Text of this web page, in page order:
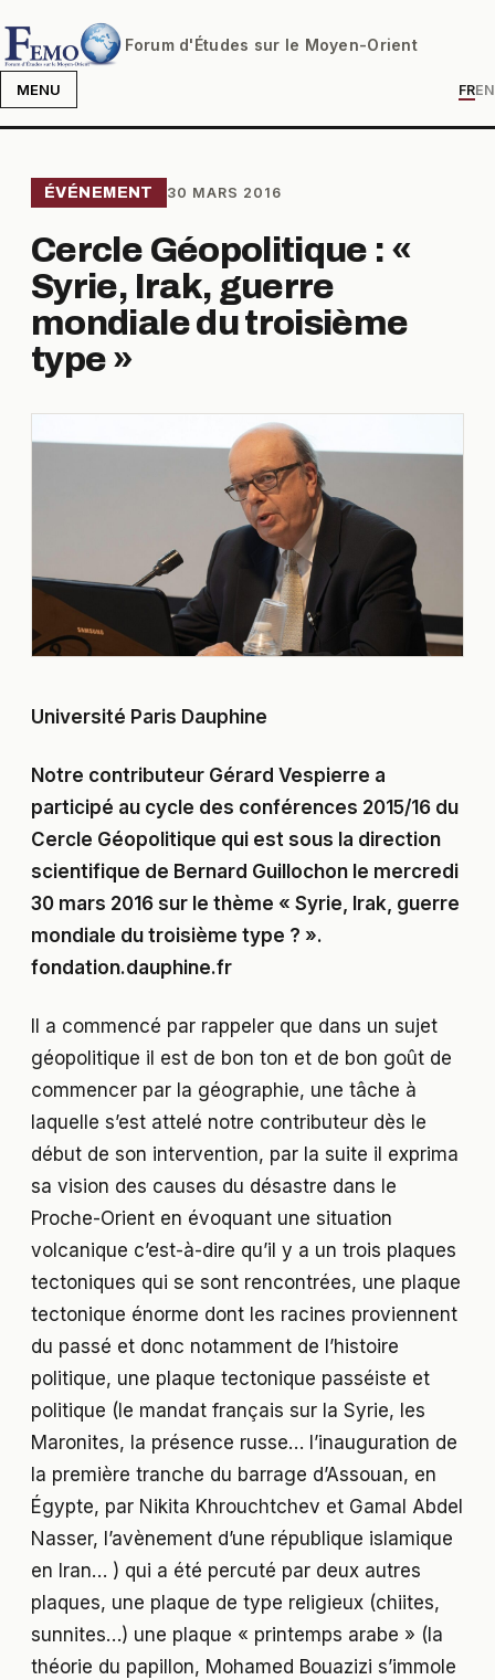
Forum d'Études sur le Moyen-Orient
MENU FREN
ÉVÉNEMENT 30 MARS 2016
Cercle Géopolitique : «
Syrie, Irak, guerre
mondiale du troisième
type »
Université Paris Dauphine
Notre contributeur Gérard Vespierre a
participé au cycle des conférences 2015/16 du
Cercle Géopolitique qui est sous la direction
scientifique de Bernard Guillochon le mercredi
30 mars 2016 sur le thème « Syrie, Irak, guerre
mondiale du troisième type ? ».
fondation.dauphine.fr
Il a commencé par rappeler que dans un sujet
géopolitique il est de bon ton et de bon goût de
commencer par la géographie, une tâche à
laquelle s’est attelé notre contributeur dès le
début de son intervention, par la suite il exprima
sa vision des causes du désastre dans le
Proche-Orient en évoquant une situation
volcanique c’est-à-dire qu’il y a un trois plaques
tectoniques qui se sont rencontrées, une plaque
tectonique énorme dont les racines proviennent
du passé et donc notamment de l’histoire
politique, une plaque tectonique passéiste et
politique (le mandat français sur la Syrie, les
Maronites, la présence russe… l’inauguration de
la première tranche du barrage d’Assouan, en
Égypte, par Nikita Khrouchtchev et Gamal Abdel
Nasser, l’avènement d’une république islamique
en Iran… ) qui a été percuté par deux autres
plaques, une plaque de type religieux (chiites,
sunnites…) une plaque « printemps arabe » (la
théorie du papillon, Mohamed Bouazizi s’immole